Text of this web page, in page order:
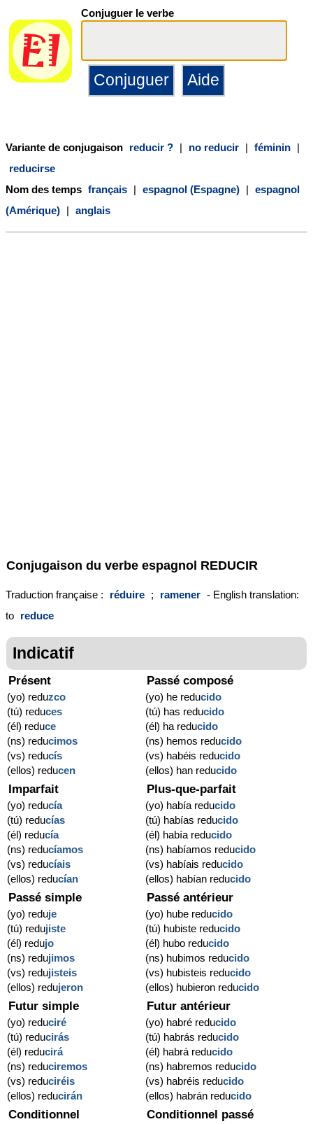
Conjuguer le verbe
Variante de conjugaison reducir ? | no reducir | féminin |
reducirse
Nom des temps français | espagnol (Espagne) | espagnol
(Amérique) | anglais
Conjugaison du verbe espagnol REDUCIR
Traduction française : réduire ; ramener - English translation:
to reduce
Indicatif
Présent
(yo) reduzco
(tú) reduces
(él) reduce
(ns) reducimos
(vs) reducís
(ellos) reducen
Passé composé
(yo) he reducido
(tú) has reducido
(él) ha reducido
(ns) hemos reducido
(vs) habéis reducido
(ellos) han reducido
Imparfait
(yo) reducía
(tú) reducías
(él) reducía
(ns) reducíamos
(vs) reducíais
(ellos) reducían
Plus-que-parfait
(yo) había reducido
(tú) habías reducido
(él) había reducido
(ns) habíamos reducido
(vs) habíais reducido
(ellos) habían reducido
Passé simple
(yo) reduje
(tú) redujiste
(él) redujo
(ns) redujimos
(vs) redujisteis
(ellos) redujeron
Passé antérieur
(yo) hube reducido
(tú) hubiste reducido
(él) hubo reducido
(ns) hubimos reducido
(vs) hubisteis reducido
(ellos) hubieron reducido
Futur simple
(yo) reduciré
(tú) reducirás
(él) reducirá
(ns) reduciremos
(vs) reduciréis
(ellos) reducirán
Futur antérieur
(yo) habré reducido
(tú) habrás reducido
(él) habrá reducido
(ns) habremos reducido
(vs) habréis reducido
(ellos) habrán reducido
Conditionnel Conditionnel passé